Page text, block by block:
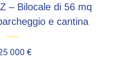
– Bilocale di 56 mq
e cantina
000 €